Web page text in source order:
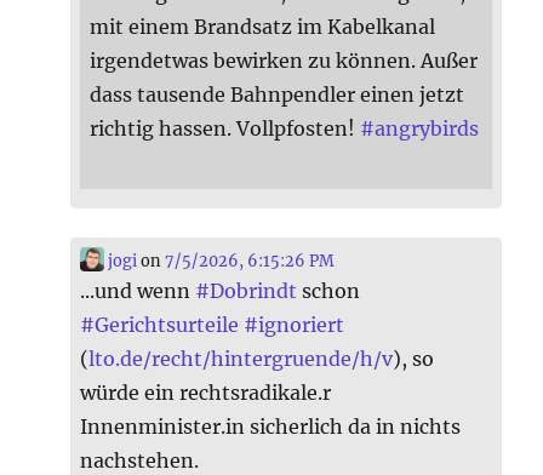
mit einem Brandsatz im Kabelkanal
irgendetwas bewirken zu können. Außer
dass tausende Bahnpendler einen jetzt
richtig hassen. Vollpfosten! #angrybirds
jogi on7/5/2026, 6:15:26 PM
...und wenn #Dobrindt schon
#Gerichtsurteile #ignoriert
(lto.de/recht/hintergruende/h/v), so
würde ein rechtsradikale.r
Innenminister.in sicherlich da in nichts
nachstehen.